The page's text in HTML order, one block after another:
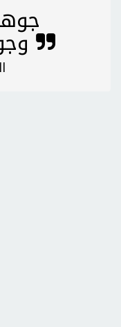
وجوهر العقل التوفيق